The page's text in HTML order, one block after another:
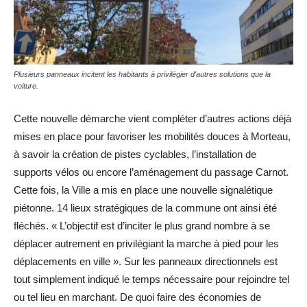
Plusieurs panneaux incitent les habitants à privilégier d'autres solutions que la
voiture.
Cette nouvelle démarche vient compléter d’autres actions déjà
mises en place pour favoriser les mobilités douces à Morteau,
à savoir la création de pistes cyclables, l’installation de
supports vélos ou encore l’aménagement du passage Carnot.
Cette fois, la Ville a mis en place une nouvelle signalétique
piétonne. 14 lieux stratégiques de la commune ont ainsi été
fléchés. « L’objectif est d’inciter le plus grand nombre à se
déplacer autrement en privilégiant la marche à pied pour les
déplacements en ville ». Sur les panneaux directionnels est
tout simplement indiqué le temps nécessaire pour rejoindre tel
ou tel lieu en marchant. De quoi faire des économies de